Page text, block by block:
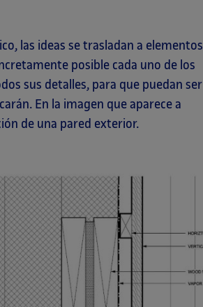
las ideas se trasladan a elementos
posible cada uno de los
sus detalles, para que puedan ser
En la imagen que aparece a
de una pared exterior.